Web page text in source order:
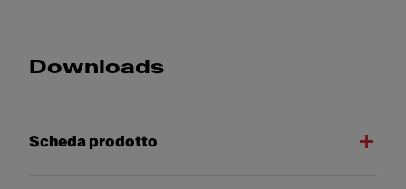
Downloads
Scheda prodotto